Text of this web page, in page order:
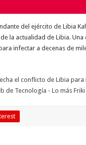
del ejército de Libia
la actualidad de Libia. Una
infectar a decenas de
el conflicto de Libia para
de Tecnología - Lo más